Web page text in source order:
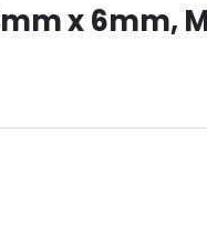
x 6mm,